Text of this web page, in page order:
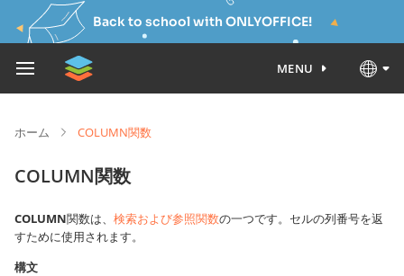
Back to school with ONLYOFFICE!
MENU
ホーム COLUMN関数
COLUMN関数
COLUMN関数は、 検索および参照関数の一つです。セルの列番号を返
すために使用されます。
構文